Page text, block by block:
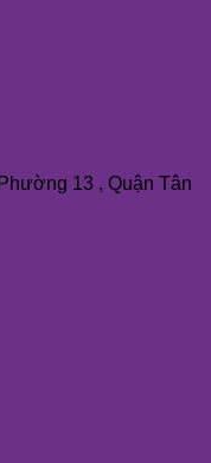
13 , Quận Tân